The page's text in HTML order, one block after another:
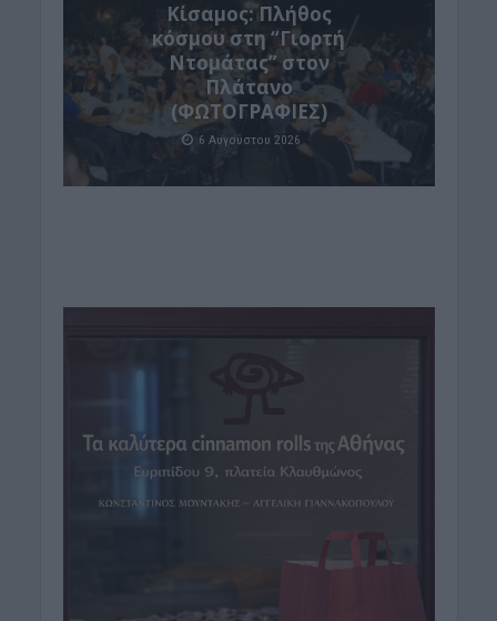
Κίσαμος: Πλήθος
κόσμου στη “Γιορτή
Ντομάτας” στον
Πλάτανο
(ΦΩΤΟΓΡΑΦΙΕΣ)
6 Αυγούστου 2026